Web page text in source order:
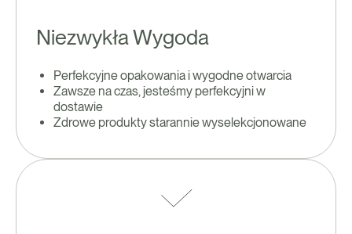
Niezwykła Wygoda
Perfekcyjne opakowania i wygodne otwarcia
Zawsze na czas, jesteśmy perfekcyjni w
dostawie
Zdrowe produkty starannie wyselekcjonowane